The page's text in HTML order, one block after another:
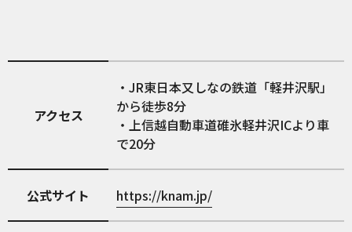
アクセス
・JR東日本又しなの鉄道「軽井沢駅」
から徒歩8分
・上信越自動車道碓氷軽井沢ICより車
で20分
公式サイト https://knam.jp/